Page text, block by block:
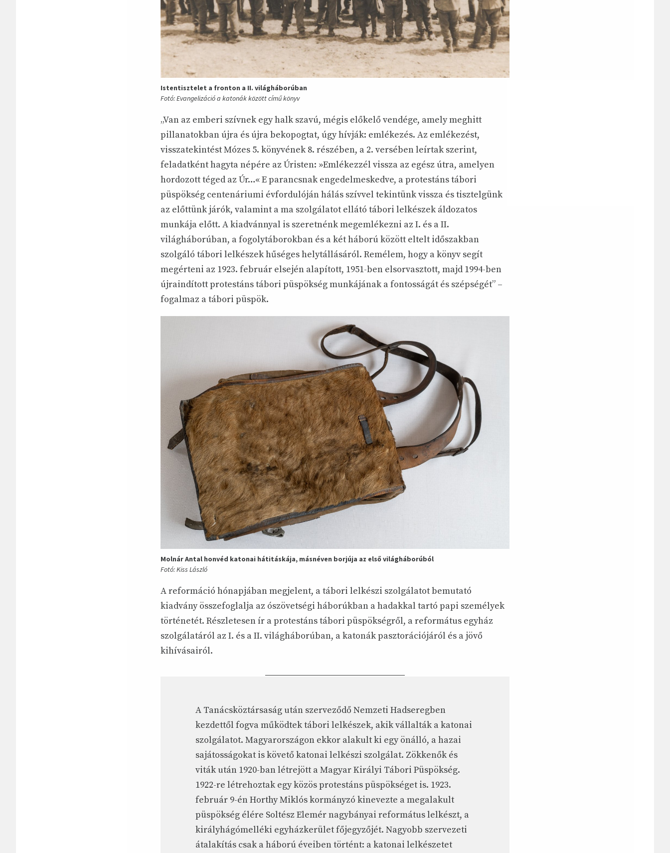
Istentisztelet a fronton a II. világháborúban
Fotó: Evangelizáció a katonák között című könyv
„Van az emberi szívnek egy halk szavú, mégis előkelő vendége, amely meghitt
pillanatokban újra és újra bekopogtat, úgy hívják: emlékezés. Az emlékezést,
visszatekintést Mózes 5. könyvének 8. részében, a 2. versében leírtak szerint,
feladatként hagyta népére az Úristen: »Emlékezzél vissza az egész útra, amelyen
hordozott téged az Úr…« E parancsnak engedelmeskedve, a protestáns tábori
püspökség centenáriumi évfordulóján hálás szívvel tekintünk vissza és tisztelgünk
az előttünk járók, valamint a ma szolgálatot ellátó tábori lelkészek áldozatos
munkája előtt. A kiadvánnyal is szeretnénk megemlékezni az I. és a II.
világháborúban, a fogolytáborokban és a két háború között eltelt időszakban
szolgáló tábori lelkészek hűséges helytállásáról. Remélem, hogy a könyv segít
megérteni az 1923. február elsején alapított, 1951-ben elsorvasztott, majd 1994-ben
újraindított protestáns tábori püspökség munkájának a fontosságát és szépségét” –
fogalmaz a tábori püspök.
Molnár Antal honvéd katonai hátitáskája, másnéven borjúja az első világháborúból
Fotó: Kiss László
A reformáció hónapjában megjelent, a tábori lelkészi szolgálatot bemutató
kiadvány összefoglalja az ószövetségi háborúkban a hadakkal tartó papi személyek
történetét. Részletesen ír a protestáns tábori püspökségről, a református egyház
szolgálatáról az I. és a II. világháborúban, a katonák pasztorációjáról és a jövő
kihívásairól.
A Tanácsköztársaság után szerveződő Nemzeti Hadseregben
kezdettől fogva működtek tábori lelkészek, akik vállalták a katonai
szolgálatot. Magyarországon ekkor alakult ki egy önálló, a hazai
sajátosságokat is követő katonai lelkészi szolgálat. Zökkenők és
viták után 1920-ban létrejött a Magyar Királyi Tábori Püspökség.
1922-re létrehoztak egy közös protestáns püspökséget is. 1923.
február 9-én Horthy Miklós kormányzó kinevezte a megalakult
püspökség élére Soltész Elemér nagybányai református lelkészt, a
királyhágómelléki egyházkerület főjegyzőjét. Nagyobb szervezeti
átalakítás csak a háború éveiben történt: a katonai lelkészetet